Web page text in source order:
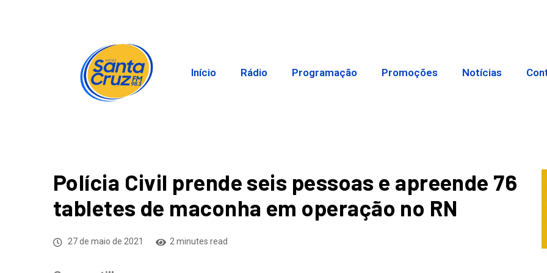
Início Rádio Programação Promoções Notícias
Polícia Civil prende seis pessoas e apreende 76
tabletes de maconha em operação no RN
27 de maio de 2021 2 minutes read